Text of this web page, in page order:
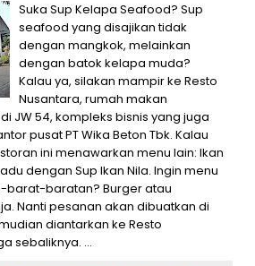
Suka Sup Kelapa Seafood? Sup
seafood yang disajikan tidak
dengan mangkok, melainkan
dengan batok kelapa muda?
Kalau ya, silakan mampir ke Resto
Nusantara, rumah makan
JW 54, kompleks bisnis yang juga
pusat PT Wika Beton Tbk. Kalau
ini menawarkan menu lain: Ikan
dengan Sup Ikan Nila. Ingin menu
barat-baratan? Burger atau
Nanti pesanan akan dibuatkan di
diantarkan ke Resto
sebaliknya. ...